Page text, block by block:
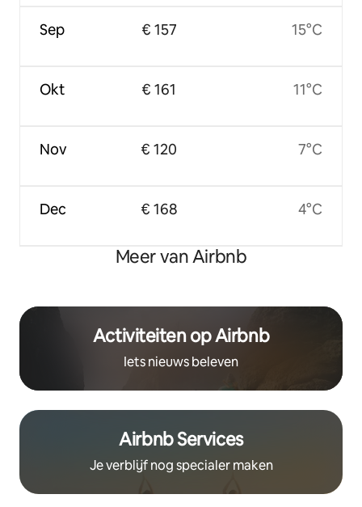
Sep
Okt
Nov
Dec
€ 157
€ 161
€ 120
€ 168
15°C
11°C
7°C
4°C
Meer van Airbnb
Activiteiten op Airbnb
Iets nieuws beleven
Airbnb Services
Je verblijf nog specialer maken